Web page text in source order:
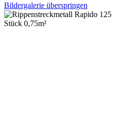
Bildergalerie überspringen